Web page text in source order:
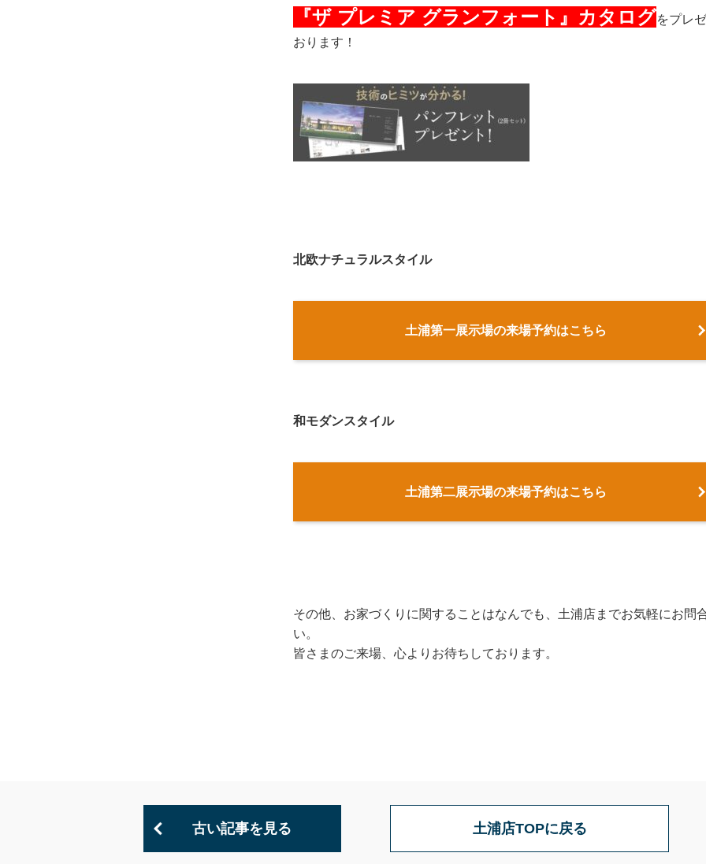
『ザ プレミア グランフォート』カタログをプレ
おります！
北欧ナチュラルスタイル
土浦第一展示場の来場予約はこちら
和モダンスタイル
土浦第二展示場の来場予約はこちら
その他、お家づくりに関することはなんでも、土浦店までお気軽にお問
い。
皆さまのご来場、心よりお待ちしております。
古い記事を見る 土浦店TOPに戻る